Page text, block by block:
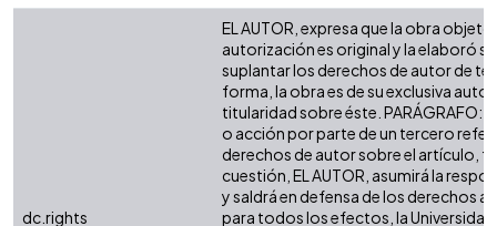
dc.rights
EL AUTOR, expresa que la obra
autorización es original y la elaboró
suplantar los derechos de autor de
forma, la obra es de su exclusiva
titularidad sobre éste. PARÁGRAFO:
o acción por parte de un tercero
derechos de autor sobre el artículo,
cuestión, EL AUTOR, asumirá la
y saldrá en defensa de los derechos
para todos los efectos, la Universidad